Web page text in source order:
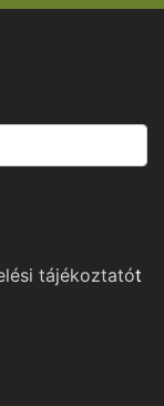
tájékoztatót